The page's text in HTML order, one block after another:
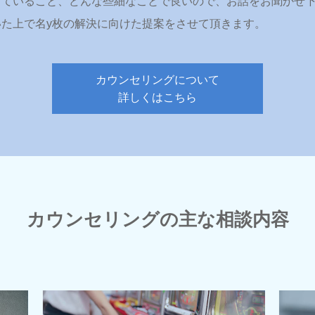
上で名y枚の解決に向けた提案をさせて頂きます。
カウンセリングについて
詳しくはこちら
カウンセリングの主な相談内容